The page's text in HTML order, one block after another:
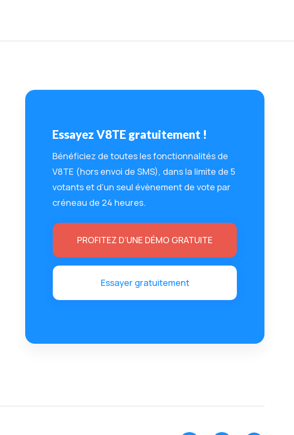
Essayez V8TE gratuitement !
Bénéficiez de toutes les fonctionnalités de
V8TE (hors envoi de SMS), dans la limite de 5
votants et d’un seul évènement de vote par
créneau de 24 heures.
PROFITEZ D’UNE DÉMO GRATUITE
Essayer gratuitement